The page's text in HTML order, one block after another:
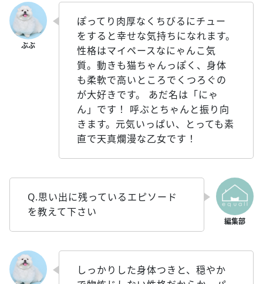
ぽってり肉厚なくちびるにチュー
をすると幸せな気持ちになれます。
性格はマイペースなにゃんこ気
質。動きも猫ちゃんっぽく、身体
も柔軟で高いところでくつろぐの
が大好きです。 あだ名は「にゃ
ん」です！ 呼ぶとちゃんと振り向
きます。元気いっぱい、とっても素
直で天真爛漫な乙女です！
Q.思い出に残っているエピソード
を教えて下さい
しっかりした身体つきと、穏やか